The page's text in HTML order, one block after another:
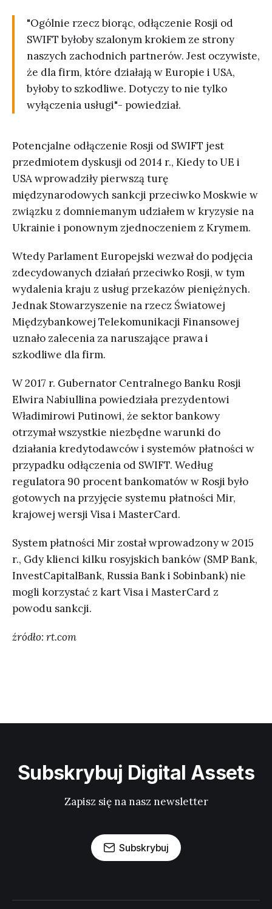
"Ogólnie rzecz biorąc, odłączenie Rosji od
SWIFT byłoby szalonym krokiem ze strony
naszych zachodnich partnerów. Jest oczywiste,
że dla firm, które działają w Europie i USA,
byłoby to szkodliwe. Dotyczy to nie tylko
wyłączenia usługi"- powiedział.
Potencjalne odłączenie Rosji od SWIFT jest
przedmiotem dyskusji od 2014 r., Kiedy to UE i
USA wprowadziły pierwszą turę
międzynarodowych sankcji przeciwko Moskwie w
związku z domniemanym udziałem w kryzysie na
Ukrainie i ponownym zjednoczeniem z Krymem.
Wtedy Parlament Europejski wezwał do podjęcia
zdecydowanych działań przeciwko Rosji, w tym
wydalenia kraju z usług przekazów pieniężnych.
Jednak Stowarzyszenie na rzecz Światowej
Międzybankowej Telekomunikacji Finansowej
uznało zalecenia za naruszające prawa i
szkodliwe dla firm.
W 2017 r. Gubernator Centralnego Banku Rosji
Elwira Nabiullina powiedziała prezydentowi
Władimirowi Putinowi, że sektor bankowy
otrzymał wszystkie niezbędne warunki do
działania kredytodawców i systemów płatności w
przypadku odłączenia od SWIFT. Według
regulatora 90 procent bankomatów w Rosji było
gotowych na przyjęcie systemu płatności Mir,
krajowej wersji Visa i MasterCard.
System płatności Mir został wprowadzony w 2015
r., Gdy klienci kilku rosyjskich banków (SMP Bank,
InvestCapitalBank, Russia Bank i Sobinbank) nie
mogli korzystać z kart Visa i MasterCard z
powodu sankcji.
źródło: rt.com
Subskrybuj Digital Assets
Zapisz się na nasz newsletter
Subskrybuj